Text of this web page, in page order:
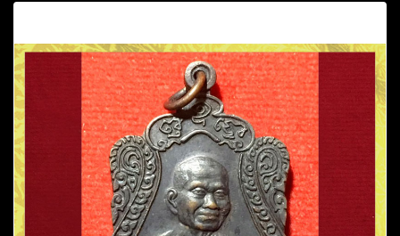
โน
ทองแดง
ปี2537
วัด
หนองจอก
อ.กุยบุรี
จ.ประจวบคีรีขันธ์
ชิ้น